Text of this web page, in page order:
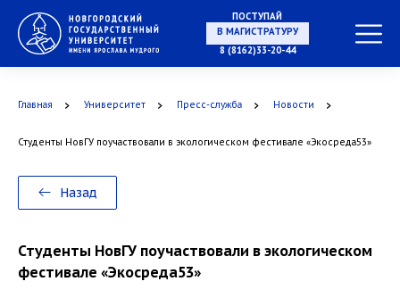
ПОСТУПАЙ
В МАГИСТРАТУРУ
8 (8162)33-20-44
Главная Университет Пресс-служба Новости
Студенты НовГУ поучаствовали в экологическом фестивале «Экосреда53»
Назад
Студенты НовГУ поучаствовали в экологическом
фестивале «Экосреда53»